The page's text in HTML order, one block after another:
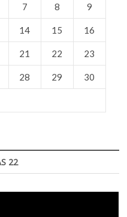
7 8 9
14 15 16
21 22 23
28 29 30
22